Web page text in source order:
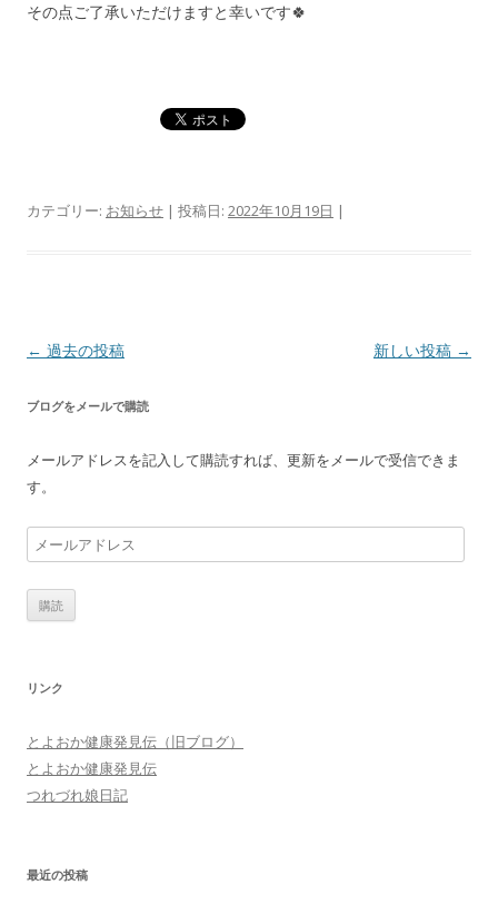
その点ご了承いただけますと幸いです🍀
カテゴリー: お知らせ | 投稿日: 2022年10月19日 |
投
ナ
ョ
ン
← 過去の投稿 新しい投稿 →
ブログをメールで購読
メールアドレスを記入して購読すれば、更新をメールで受信できま
す。
メ
ー
ル
ア
ス
リンク
とよおか健康発見伝（旧ブログ）
とよおか健康発見伝
つれづれ娘日記
最近の投稿